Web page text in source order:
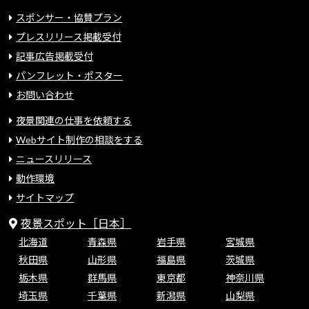
スポンサー・協賛プラン
プレスリリース掲載受付
記事広告掲載受付
パンフレット・ポスター
お問い合わせ
夜景関連の仕事を依頼する
Webサイト制作の相談をする
ニュースリリース
動作環境
サイトマップ
夜景スポット［日本］
北海道 青森県 岩手県
宮城県
秋田県
山形県 福島県
茨城県
栃木県
群馬県 東京都
神奈川県
埼玉県
千葉県 新潟県
山梨県